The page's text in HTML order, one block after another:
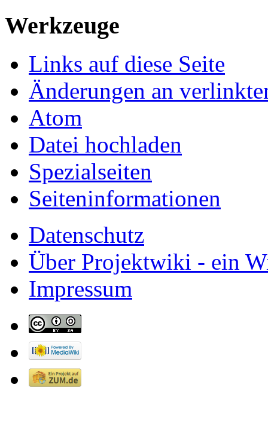
Werkzeuge
Links auf diese Seite
Änderungen an
Atom
Datei hochladen
Spezialseiten
Seiteninformationen
Datenschutz
Über Projektwiki - ein
Impressum